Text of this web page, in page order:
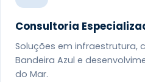
Consultoria
Soluções em infraestrutura,
Bandeira Azul e
do Mar.